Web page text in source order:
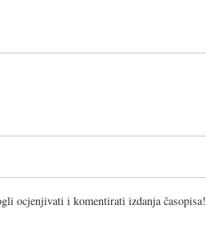
ocjenjivati i komentirati izdanja časopisa!